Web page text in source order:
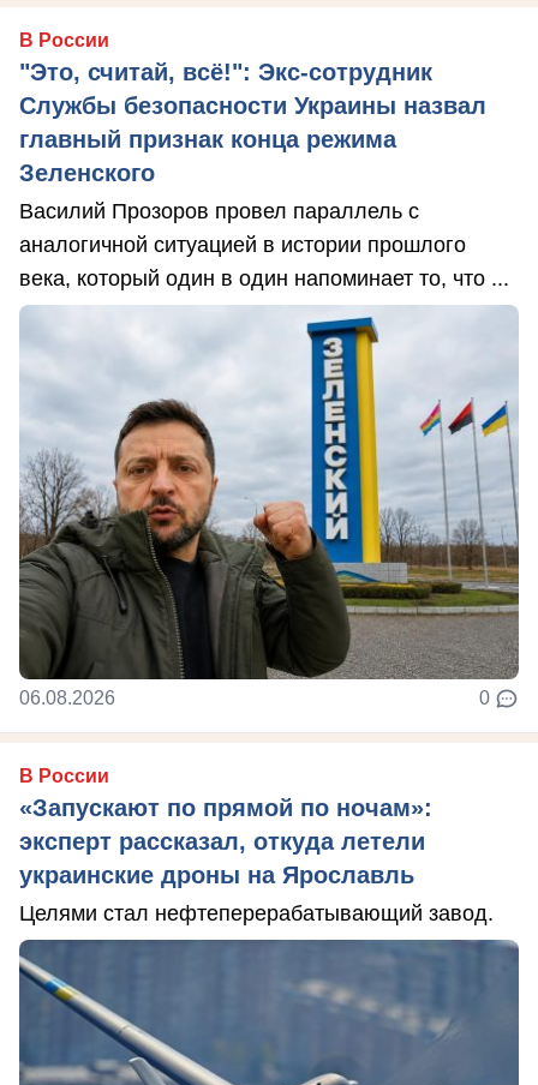
В России
"Это, считай, всё!": Экс-сотрудник
Службы безопасности Украины назвал
главный признак конца режима
Зеленского
Василий Прозоров провел параллель с
аналогичной ситуацией в истории прошлого
века, который один в один напоминает то, что ...
06.08.2026 0
В России
«Запускают по прямой по ночам»:
эксперт рассказал, откуда летели
украинские дроны на Ярославль
Целями стал нефтеперерабатывающий завод.